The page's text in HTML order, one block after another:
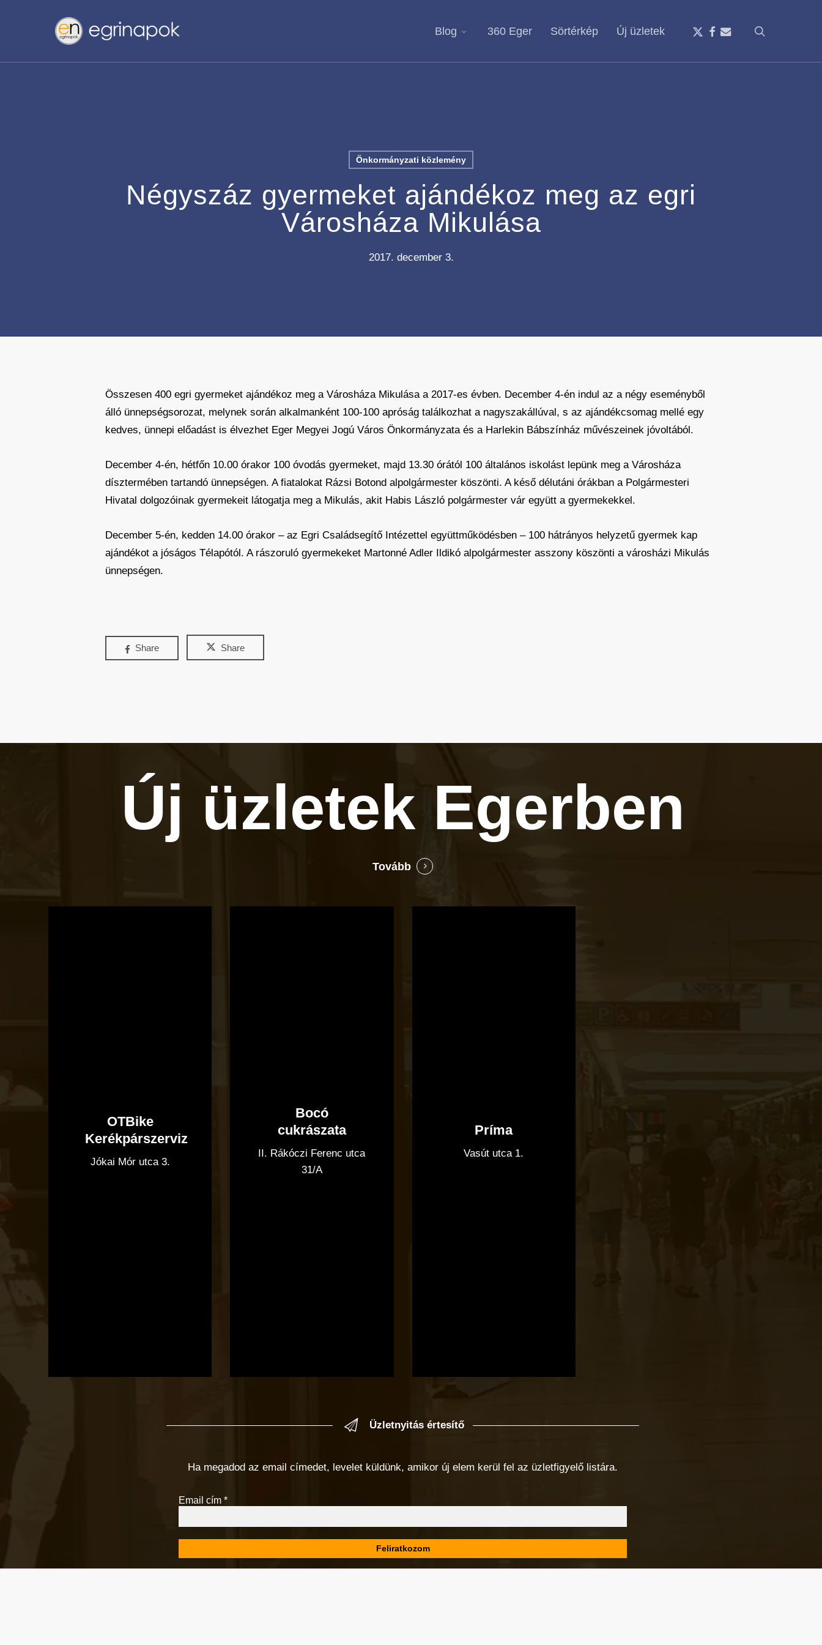
content
Blog 360 Eger Sörtérkép Új üzletek
x-
facebook
email
Önkormányzati közlemény
Négyszáz gyermeket ajándékoz meg az egri
Városháza Mikulása
2017. december 3.
Összesen 400 egri gyermeket ajándékoz meg a Városháza Mikulása a 2017-es évben. December 4-én indul az a négy eseményből
álló ünnepségsorozat, melynek során alkalmanként 100-100 apróság találkozhat a nagyszakállúval, s az ajándékcsomag mellé egy
kedves, ünnepi előadást is élvezhet Eger Megyei Jogú Város Önkormányzata és a Harlekin Bábszínház művészeinek jóvoltából.
December 4-én, hétfőn 10.00 órakor 100 óvodás gyermeket, majd 13.30 órától 100 általános iskolást lepünk meg a Városháza
dísztermében tartandó ünnepségen. A fiatalokat Rázsi Botond alpolgármester köszönti. A késő délutáni órákban a Polgármesteri
Hivatal dolgozóinak gyermekeit látogatja meg a Mikulás, akit Habis László polgármester vár együtt a gyermekekkel.
December 5-én, kedden 14.00 órakor – az Egri Családsegítő Intézettel együttműködésben – 100 hátrányos helyzetű gyermek kap
ajándékot a jóságos Télapótól. A rászoruló gyermekeket Martonné Adler Ildikó alpolgármester asszony köszönti a városházi Mikulás
ünnepségen.
Share Share
Új üzletek Egerben
Tovább
OTBike
Kerékpárszerviz
Jókai Mór utca 3.
Bocó
cukrászata
II. Rákóczi Ferenc utca
31/A
Príma
Vasút utca 1.
Üzletnyitás értesítő
Ha megadod az email címedet, levelet küldünk, amikor új elem kerül fel az üzletfigyelő listára.
Email cím*